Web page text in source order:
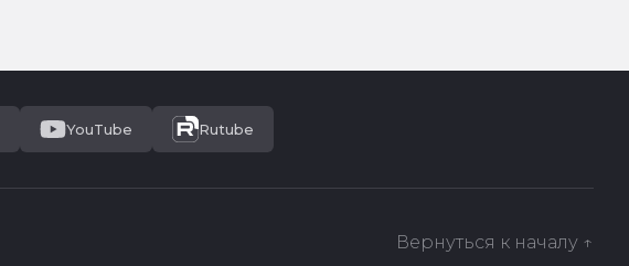
YouTube Rutube
Вернуться к началу ↑